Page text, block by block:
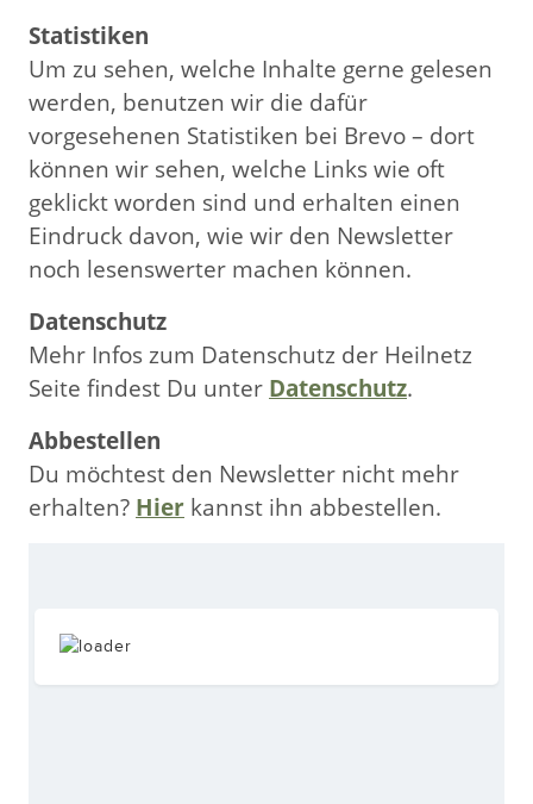
Statistiken
Um zu sehen, welche Inhalte gerne gelesen
werden, benutzen wir die dafür
vorgesehenen Statistiken bei Brevo – dort
können wir sehen, welche Links wie oft
geklickt worden sind und erhalten einen
Eindruck davon, wie wir den Newsletter
noch lesenswerter machen können.
Datenschutz
Mehr Infos zum Datenschutz der Heilnetz
Seite findest Du unter Datenschutz.
Abbestellen
Du möchtest den Newsletter nicht mehr
erhalten? Hier kannst ihn abbestellen.